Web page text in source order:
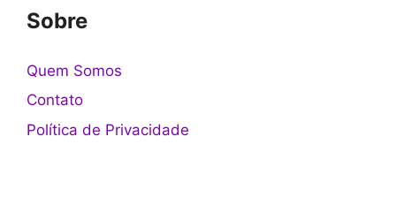
Sobre
Quem Somos
Contato
Política de Privacidade